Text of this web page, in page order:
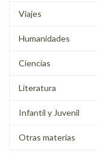
Viajes
Humanidades
Ciencias
Literatura
Infantil y Juvenil
Otras materias